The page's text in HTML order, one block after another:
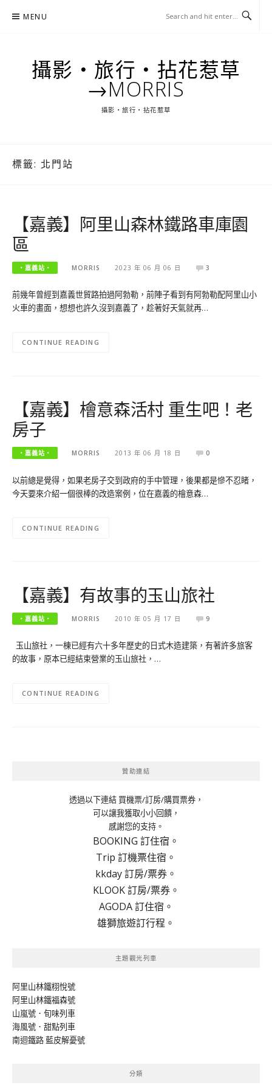
MENU
攝影‧旅行‧拈花惹草
→MORRIS
攝影‧旅行‧拈花惹草
標籤: 北門站
【嘉義】阿里山森林鐵路車庫園
區
‧嘉義站‧ MORRIS 2023 年 06 月 06 日 3
前幾年曾經到嘉義世貿路拍過阿勃勒，前陣子看到有阿勃勒配阿里山小
火車的畫面，想想也許久沒到嘉義了，趁著好天氣就再…
CONTINUE READING
【嘉義】檜意森活村 重生吧！老
房子
‧嘉義站‧ MORRIS 2013 年 06 月 18 日 0
以前總是覺得，如果老房子交到政府的手中管理，後果都是慘不忍睹，
今天要來介紹一個很棒的改造案例，位在嘉義的檜意森…
CONTINUE READING
【嘉義】有故事的玉山旅社
‧嘉義站‧ MORRIS 2010 年 05 月 17 日 9
玉山旅社，一棟已經有六十多年歷史的日式木造建築，有著許多旅客
的故事，原本已經結束營業的玉山旅社，…
CONTINUE READING
贊助連結
透過以下連結 買機票/訂房/購買票券，
可以讓我獲取小小回饋，
感謝您的支持。
BOOKING 訂住宿。
Trip 訂機票住宿。
kkday 訂房/票券。
KLOOK 訂房/票券。
AGODA 訂住宿。
雄獅旅遊訂行程。
主題觀光列車
阿里山林鐵栩悅號
阿里山林鐵福森號
山嵐號．旬味列車
海風號．甜點列車
南迴鐵路 藍皮解憂號
分類